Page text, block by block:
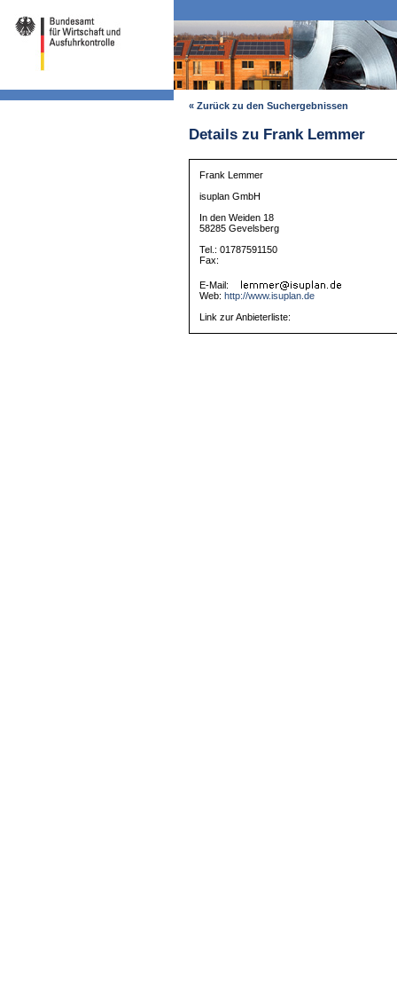
« Zurück zu den Suchergebnissen
Details zu Frank Lemmer
Frank Lemmer
isuplan GmbH
In den Weiden 18
58285 Gevelsberg
Tel.: 01787591150
Fax:
E-Mail:
Web: http://www.isuplan.de
Link zur Anbieterliste: